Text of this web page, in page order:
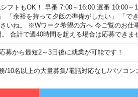
フトもOK！ 早番 7:00～16:00 遅番 10:00～
「余裕を持って夕飯の準備がしたい」 「で
いね。 ※Wワーク希望の方へ 今ご覧のお仕
合計で週40時間を超える場合は応募できま
から最短2～3日後に就業が可能です！
/10名以上の大量募集/電話対応なし/パソコン